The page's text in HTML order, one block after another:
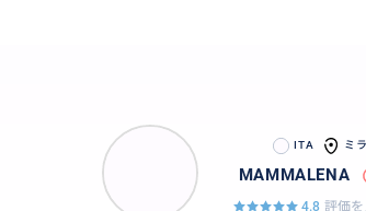
ITA ミ
MAMMALENA
4.8 評価